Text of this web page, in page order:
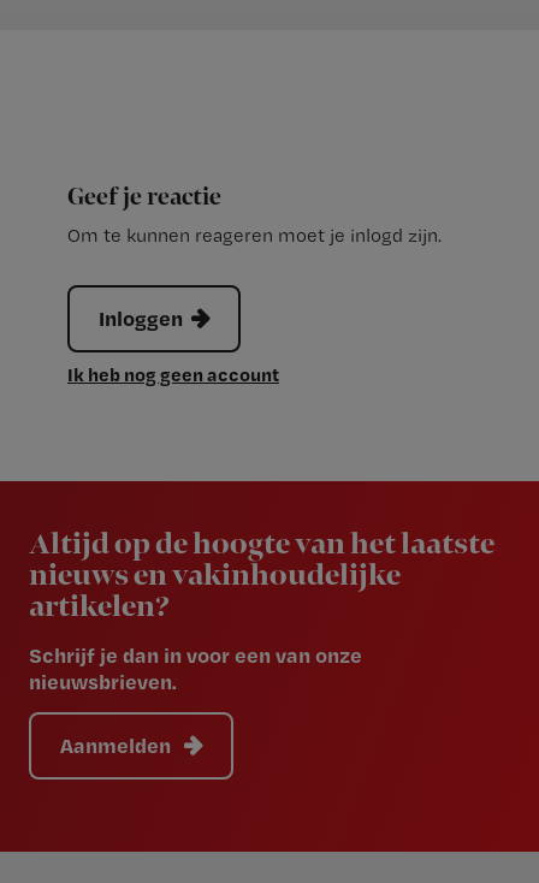
Geef je reactie
Om te kunnen reageren moet je inlogd zijn.
Inloggen
Ik heb nog geen account
Altijd op de hoogte van het laatste
nieuws en vakinhoudelijke
artikelen?
Schrijf je dan in voor een van onze
nieuwsbrieven.
Aanmelden